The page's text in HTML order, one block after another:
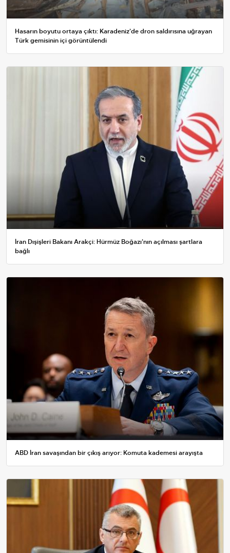
Hasarın boyutu ortaya çıktı: Karadeniz'de dron saldırısına uğrayan
Türk gemisinin içi görüntülendi
İran Dışişleri Bakanı Arakçi: Hürmüz Boğazı'nın açılması şartlara
bağlı
ABD İran savaşından bir çıkış arıyor: Komuta kademesi arayışta